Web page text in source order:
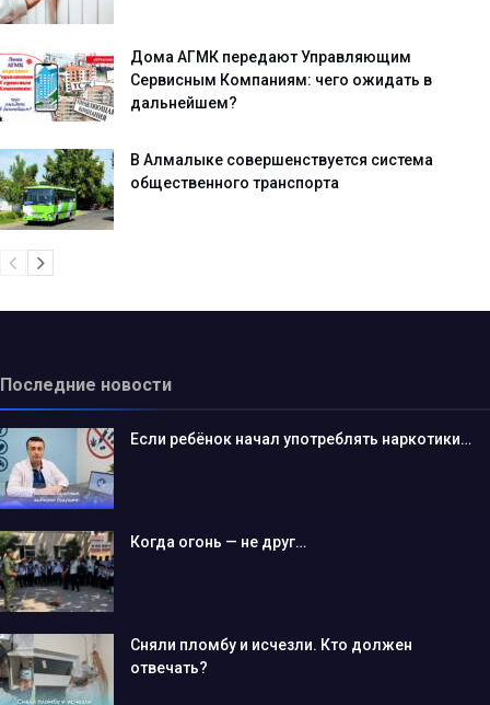
Дома АГМК передают Управляющим
Сервисным Компаниям: чего ожидать в
дальнейшем?
В Алмалыке совершенствуется система
общественного транспорта
Последние новости
Если ребёнок начал употреблять наркотики…
Когда огонь — не друг…
Сняли пломбу и исчезли. Кто должен
отвечать?